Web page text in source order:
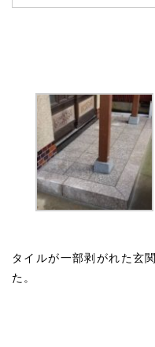
タイルが一部剥がれた玄
た。